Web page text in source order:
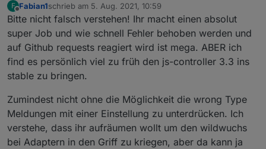
F
Offline
Fabian1schrieb am 5. Aug. 2021, 10:59
zuletzt editiert von
Bitte nicht falsch verstehen! Ihr macht einen absolut
super Job und wie schnell Fehler behoben werden und
auf Github requests reagiert wird ist mega. ABER ich
find es persönlich viel zu früh den js-controller 3.3 ins
stable zu bringen.
Zumindest nicht ohne die Möglichkeit die wrong Type
Meldungen mit einer Einstellung zu unterdrücken. Ich
verstehe, dass ihr aufräumen wollt um den wildwuchs
bei Adaptern in den Griff zu kriegen, aber da kann ja